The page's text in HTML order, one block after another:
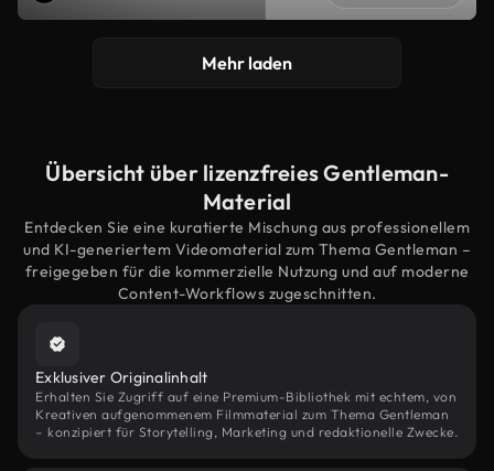
Mehr laden
Übersicht über lizenzfreies Gentleman-
Material
Entdecken Sie eine kuratierte Mischung aus professionellem
und KI-generiertem Videomaterial zum Thema Gentleman –
freigegeben für die kommerzielle Nutzung und auf moderne
Content-Workflows zugeschnitten.
Exklusiver Originalinhalt
Erhalten Sie Zugriff auf eine Premium-Bibliothek mit echtem, von
Kreativen aufgenommenem Filmmaterial zum Thema Gentleman
– konzipiert für Storytelling, Marketing und redaktionelle Zwecke.